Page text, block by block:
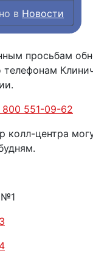
в Новости
просьбам
800 551-09-62
колл-центра
№1